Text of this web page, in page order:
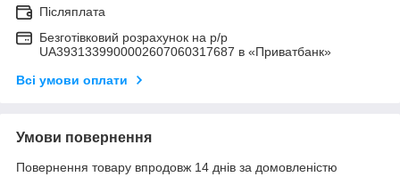
Післяплата
Безготівковий розрахунок на р/р
UA3931339900002607060317687 в «Приватбанк»
Всі умови оплати
Умови повернення
Повернення товару впродовж 14 днів за домовленістю